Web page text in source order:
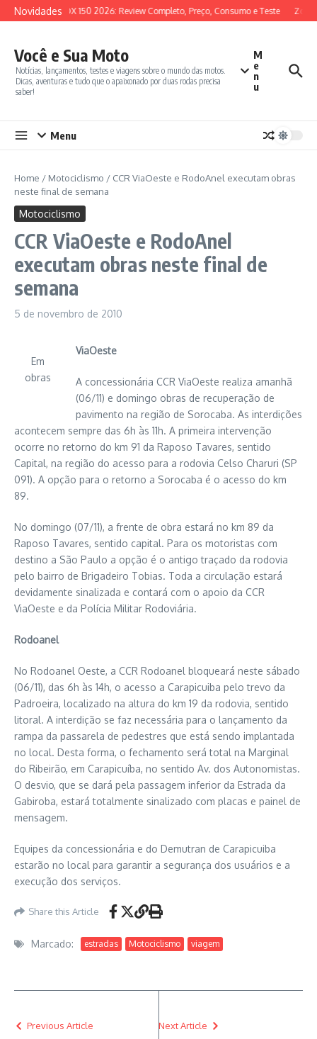
Ir para o conteúdo
Novidades
SYM ADX 150 2026: Review Completo, Preço, Consumo e Teste
Você e Sua Moto
Notícias, lançamentos, testes e viagens sobre o mundo das motos.
Dicas, aventuras e tudo que o apaixonado por duas rodas precisa
saber!
M
e
n
u
Menu
Home / Motociclismo / CCR ViaOeste e RodoAnel executam obras
neste final de semana
Motociclismo
CCR ViaOeste e RodoAnel
executam obras neste final de
semana
5 de novembro de 2010
Em
obras
ViaOeste
A concessionária CCR ViaOeste realiza amanhã
(06/11) e domingo obras de recuperação de
pavimento na região de Sorocaba. As interdições
acontecem sempre das 6h às 11h. A primeira intervenção
ocorre no retorno do km 91 da Raposo Tavares, sentido
Capital, na região do acesso para a rodovia Celso Charuri (SP
091). A opção para o retorno a Sorocaba é o acesso do km
89.
No domingo (07/11), a frente de obra estará no km 89 da
Raposo Tavares, sentido capital. Para os motoristas com
destino a São Paulo a opção é o antigo traçado da rodovia
pelo bairro de Brigadeiro Tobias. Toda a circulação estará
devidamente sinalizada e contará com o apoio da CCR
ViaOeste e da Polícia Militar Rodoviária.
Rodoanel
No Rodoanel Oeste, a CCR Rodoanel bloqueará neste sábado
(06/11), das 6h às 14h, o acesso a Carapicuiba pelo trevo da
Padroeira, localizado na altura do km 19 da rodovia, sentido
litoral. A interdição se faz necessária para o lançamento da
rampa da passarela de pedestres que está sendo implantada
no local. Desta forma, o fechamento será total na Marginal
do Ribeirão, em Carapicuíba, no sentido Av. dos Autonomistas.
O desvio, que se dará pela passagem inferior da Estrada da
Gabiroba, estará totalmente sinalizado com placas e painel de
mensagem.
Equipes da concessionária e do Demutran de Carapicuiba
estarão no local para garantir a segurança dos usuários e a
execução dos serviços.
Share this Article
Marcado: estradas Motociclismo viagem
Previous Article Next Article